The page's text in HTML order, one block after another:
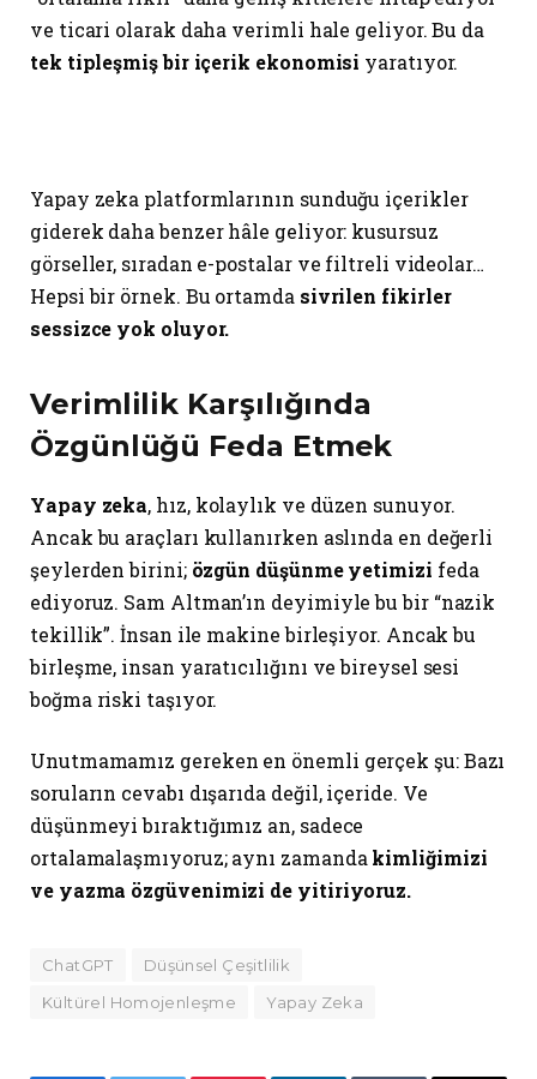
ve ticari olarak daha verimli hale geliyor. Bu da
tek tipleşmiş bir içerik ekonomisi yaratıyor.
Yapay zeka platformlarının sunduğu içerikler
giderek daha benzer hâle geliyor: kusursuz
görseller, sıradan e-postalar ve filtreli videolar…
Hepsi bir örnek. Bu ortamda sivrilen fikirler
sessizce yok oluyor.
Verimlilik Karşılığında
Özgünlüğü Feda Etmek
Yapay zeka, hız, kolaylık ve düzen sunuyor.
Ancak bu araçları kullanırken aslında en değerli
şeylerden birini; özgün düşünme yetimizi feda
ediyoruz. Sam Altman’ın deyimiyle bu bir “nazik
tekillik”. İnsan ile makine birleşiyor. Ancak bu
birleşme, insan yaratıcılığını ve bireysel sesi
boğma riski taşıyor.
Unutmamamız gereken en önemli gerçek şu: Bazı
soruların cevabı dışarıda değil, içeride. Ve
düşünmeyi bıraktığımız an, sadece
ortalamalaşmıyoruz; aynı zamandakimliğimizi
ve yazma özgüvenimizi de yitiriyoruz.
ChatGPT
Düşünsel Çeşitlilik
Kültürel Homojenleşme
Yapay Zeka